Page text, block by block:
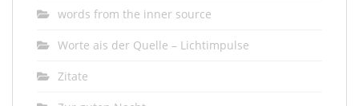
words from the inner source
Worte ais der Quelle – Lichtimpulse
Zitate